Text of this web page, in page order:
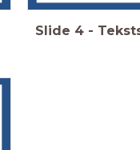
Slide 4 -